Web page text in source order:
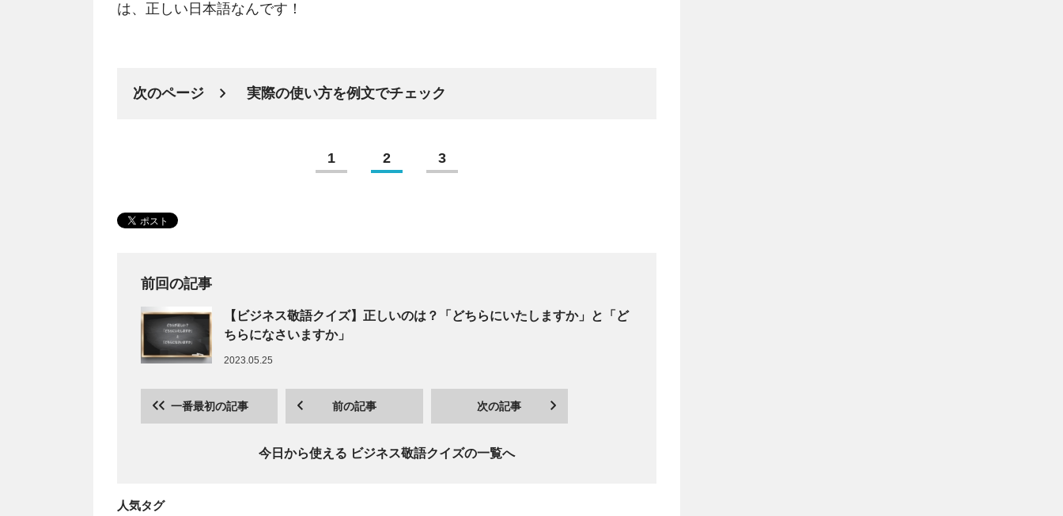
は、正しい日本語なんです！
次のページ 実際の使い方を例文でチェック
1 2 3
前回の記事
【ビジネス敬語クイズ】正しいのは？「どちらにいたしますか」と「ど
ちらになさいますか」
2023.05.25
一番最初の記事 前の記事 次の記事
今日から使える ビジネス敬語クイズの一覧へ
人気タグ